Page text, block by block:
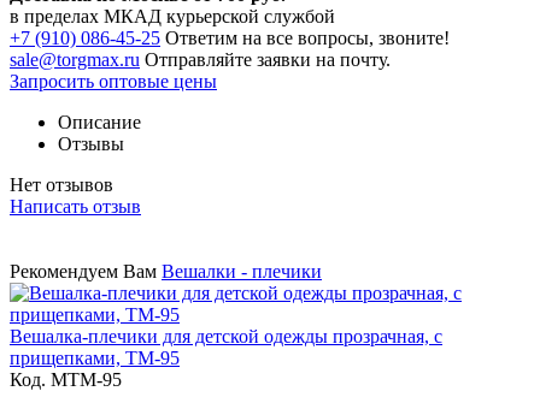
в пределах МКАД курьерской службой
+7 (910) 086-45-25 Ответим на все вопросы, звоните!
sale@torgmax.ru Отправляйте заявки на почту.
Запросить оптовые цены
Описание
Отзывы
Нет отзывов
Написать отзыв
Рекомендуем Вам Вешалки - плечики
Вешалка-плечики для детской одежды прозрачная, с
прищепками, ТМ-95
Код. MТМ-95